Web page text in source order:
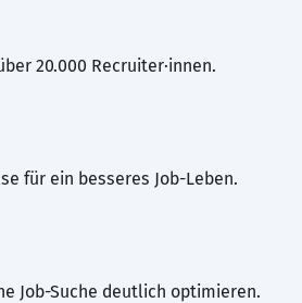
20.000 Recruiter·innen.
für ein besseres Job-Leben.
Job-Suche deutlich optimieren.